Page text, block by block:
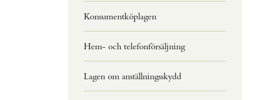
Konsumentköplagen
Hem- och telefonförsäljning
Lagen om anställningsskydd